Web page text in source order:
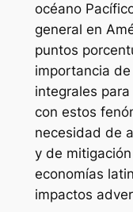
océano
general en
puntos
importancia
integrales
con estos
necesidad de
y de
economías
impactos